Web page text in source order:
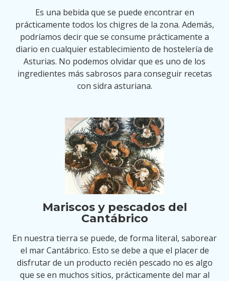
Es una bebida que se puede encontrar en
prácticamente todos los chigres de la zona. Además,
podríamos decir que se consume prácticamente a
diario en cualquier establecimiento de hostelería de
Asturias. No podemos olvidar que es uno de los
ingredientes más sabrosos para conseguir recetas
con sidra asturiana.
Mariscos y pescados del
Cantábrico
En nuestra tierra se puede, de forma literal, saborear
el mar Cantábrico. Esto se debe a que el placer de
disfrutar de un producto recién pescado no es algo
que se en muchos sitios, prácticamente del mar al